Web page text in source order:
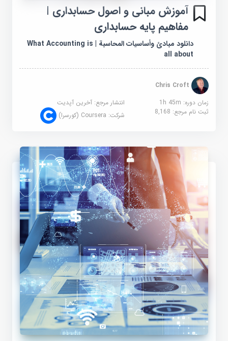
آموزش مبانی و اصول حسابداری |
مفاهیم پایه حسابداری
دانلود مبادئ وأساسيات المحاسبة | What Accounting is
all about
Chris Croft
زمان دوره: 1h 45m
انتشار مرجع:آخرین آپدیت
ثبت نام مرجع:8,168 شرکت:Coursera (کورسرا)